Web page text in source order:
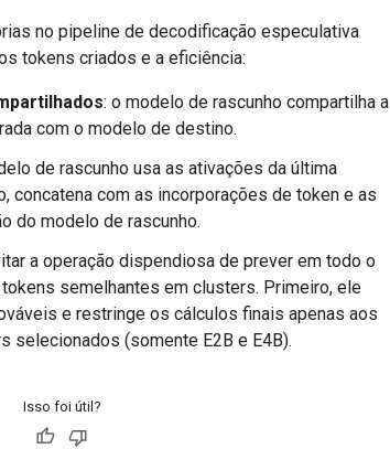
no pipeline de decodificação especulativa
tokens criados e a eficiência:
: o modelo de rascunho compartilha a
com o modelo de destino.
de rascunho usa as ativações da última
concatena com as incorporações de token e as
do modelo de rascunho.
a operação dispendiosa de prever em todo o
semelhantes em clusters. Primeiro, ele
e restringe os cálculos finais apenas aos
selecionados (somente E2B e E4B).
Isso foi útil?